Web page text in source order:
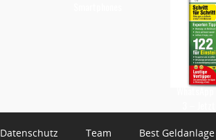
Datenschutz Team Best Geldanlage